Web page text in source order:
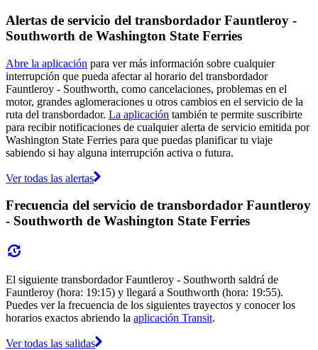
Alertas de servicio del transbordador Fauntleroy -
Southworth de Washington State Ferries
Abre la aplicación para ver más información sobre cualquier
interrupción que pueda afectar al horario del transbordador
Fauntleroy - Southworth, como cancelaciones, problemas en el
motor, grandes aglomeraciones u otros cambios en el servicio de la
ruta del transbordador. La aplicación también te permite suscribirte
para recibir notificaciones de cualquier alerta de servicio emitida por
Washington State Ferries para que puedas planificar tu viaje
sabiendo si hay alguna interrupción activa o futura.
Ver todas las alertas
Frecuencia del servicio de transbordador Fauntleroy
- Southworth de Washington State Ferries
El siguiente transbordador Fauntleroy - Southworth saldrá de
Fauntleroy (hora: 19:15) y llegará a Southworth (hora: 19:55).
Puedes ver la frecuencia de los siguientes trayectos y conocer los
horarios exactos abriendo la aplicación Transit.
Ver todas las salidas